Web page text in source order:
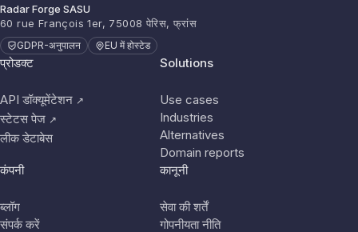
Radar Forge SASU
60 rue François 1er, 75008 पेरिस, फ्रांस
GDPR-अनुपालन EU में होस्टेड
प्रोडक्ट
API डॉक्यूमेंटेशन ↗
स्टेटस पेज ↗
लीक डेटाबेस
Solutions
Use cases
Industries
Alternatives
Domain reports
कंपनी
ब्लॉग
संपर्क करें
कानूनी
सेवा की शर्तें
गोपनीयता नीति